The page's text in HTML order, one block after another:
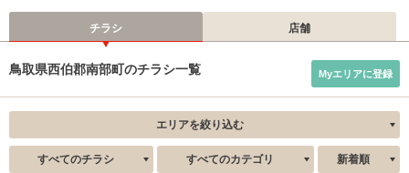
チラシ 店舗
鳥取県西伯郡南部町のチラシ一覧 Myエリアに登録
エリアを絞り込む
すべてのチラシ すべてのカテゴリ 新着順